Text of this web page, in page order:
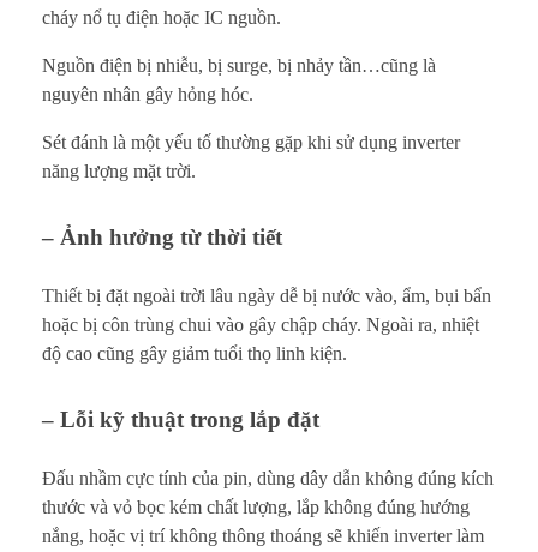
cháy nổ tụ điện hoặc IC nguồn.
Nguồn điện bị nhiễu, bị surge, bị nhảy tần…cũng là
nguyên nhân gây hỏng hóc.
Sét đánh là một yếu tố thường gặp khi sử dụng inverter
năng lượng mặt trời.
– Ảnh hưởng từ thời tiết
Thiết bị đặt ngoài trời lâu ngày dễ bị nước vào, ẩm, bụi bẩn
hoặc bị côn trùng chui vào gây chập cháy. Ngoài ra, nhiệt
độ cao cũng gây giảm tuổi thọ linh kiện.
– Lỗi kỹ thuật trong lắp đặt
Đấu nhầm cực tính của pin, dùng dây dẫn không đúng kích
thước và vỏ bọc kém chất lượng, lắp không đúng hướng
nắng, hoặc vị trí không thông thoáng sẽ khiến inverter làm